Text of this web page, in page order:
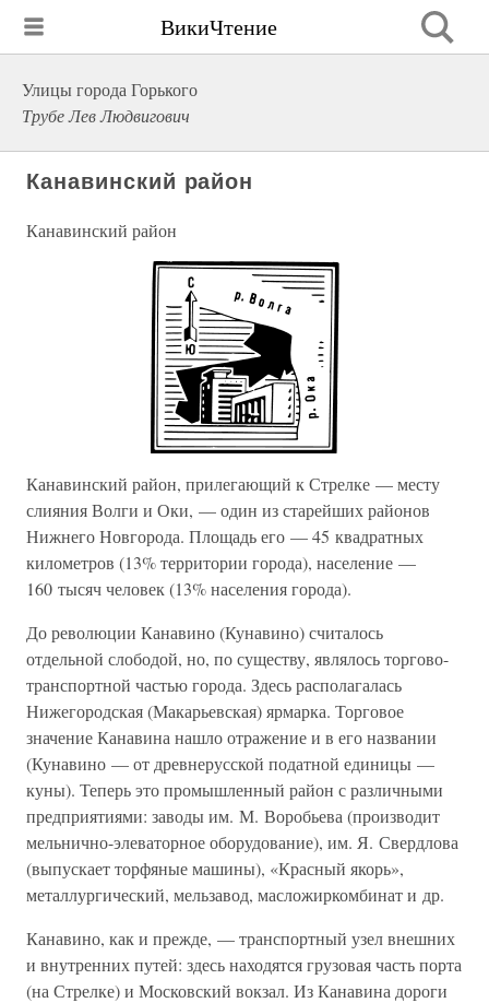
ВикиЧтение
Улицы города Горького
Трубе Лев Людвигович
Канавинский район
Канавинский район
Канавинский район, прилегающий к Стрелке — месту
слияния Волги и Оки, — один из старейших районов
Нижнего Новгорода. Площадь его — 45 квадратных
километров (13% территории города), население —
160 тысяч человек (13% населения города).
До революции Канавино (Кунавино) считалось
отдельной слободой, но, по существу, являлось торгово-
транспортной частью города. Здесь располагалась
Нижегородская (Макарьевская) ярмарка. Торговое
значение Канавина нашло отражение и в его названии
(Кунавино — от древнерусской податной единицы —
куны). Теперь это промышленный район с различными
предприятиями: заводы им. М. Воробьева (производит
мельнично-элеваторное оборудование), им. Я. Свердлова
(выпускает торфяные машины), «Красный якорь»,
металлургический, мельзавод, масложиркомбинат и др.
Канавино, как и прежде, — транспортный узел внешних
и внутренних путей: здесь находятся грузовая часть порта
(на Стрелке) и Московский вокзал. Из Канавина дороги